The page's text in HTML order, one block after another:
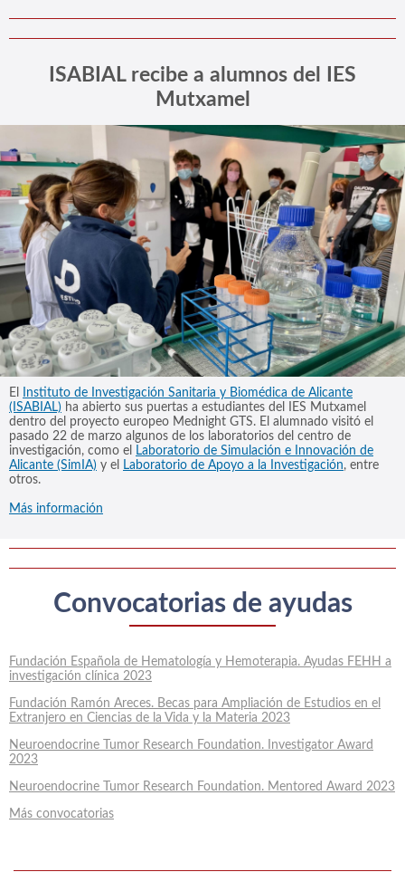
ISABIAL recibe a alumnos del IES
Mutxamel
El
Instituto de Investigación Sanitaria y Biomédica de Alicante
(ISABIAL) ha abierto sus puertas a estudiantes del IES Mutxamel
dentro del proyecto europeo Mednight GTS. El alumnado visitó el
pasado 22 de marzo algunos de los laboratorios del centro de
investigación, como el
Laboratorio de Simulación e Innovación de
Alicante (SimIA) y el Laboratorio de Apoyo a la Investigación, entre
otros.
Más información
Convocatorias de ayudas
Fundación Española de Hematología y Hemoterapia. Ayudas FEHH a
investigación clínica 2023
Fundación Ramón Areces. Becas para Ampliación de Estudios en el
Extranjero en Ciencias de la Vida y la Materia 2023
Neuroendocrine Tumor Research Foundation. Investigator Award
2023
Neuroendocrine Tumor Research Foundation. Mentored Award 2023
Más convocatorias